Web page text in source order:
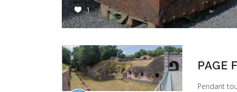
1
PAGE
Pendant